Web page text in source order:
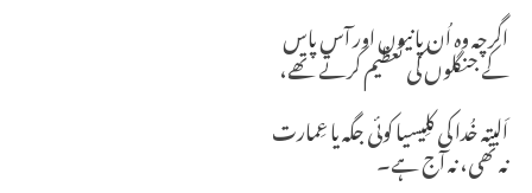
اگرچہ وہ اُن پانیوں اور آس پاس
کے جنگلوں کی تعظیم کرتے تھے،
اَلبتہ خُدا کی کلِیسیا کوئی جگہ یا عِمارت
نہ تھی، نہ آج ہے۔